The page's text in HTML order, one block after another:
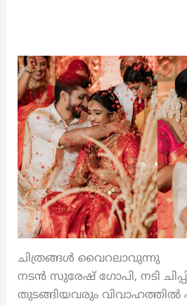
ചിത്രങ്ങൾ വൈറലാവുന്നു
നടൻ സുരേഷ് ഗോപി, നടി
തുടങ്ങിയവരും വിവാഹത്തിൽ